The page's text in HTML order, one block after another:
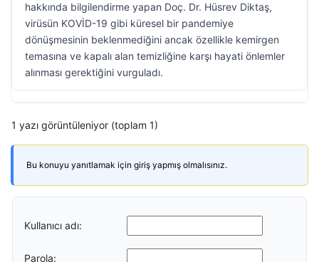
hakkında bilgilendirme yapan Doç. Dr. Hüsrev Diktaş,
virüsün KOVİD-19 gibi küresel bir pandemiye
dönüşmesinin beklenmediğini ancak özellikle kemirgen
temasına ve kapalı alan temizliğine karşı hayati önlemler
alınması gerektiğini vurguladı.
1 yazı görüntüleniyor (toplam 1)
Bu konuyu yanıtlamak için giriş yapmış olmalısınız.
Kullanıcı adı:
Parola: